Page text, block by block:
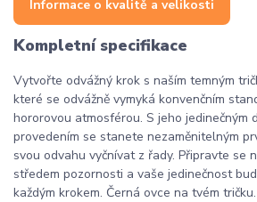
Informace o kvalitě a velikosti
Kompletní specifikace
Vytvořte odvážný krok s naším temným
které se odvážně vymyká konvenčním
hororovou atmosférou. S jeho jedinečným
provedením se stanete nezaměnitelným
svou odvahu vyčnívat z řady. Připravte se
středem pozornosti a vaše jedinečnost
každým krokem. Černá ovce na tvém tričku.